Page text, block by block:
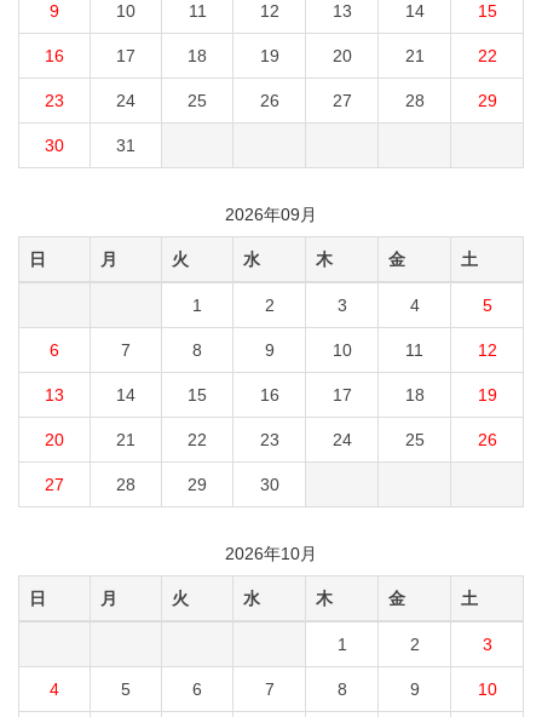
9 10 11 12 13 14 15
16 17 18 19 20 21 22
23 24 25 26 27 28 29
30 31
2026年09月
日 月 火 水 木 金 土
1 2 3 4 5
6 7 8 9 10 11 12
13 14 15 16 17 18 19
20 21 22 23 24 25 26
27 28 29 30
2026年10月
日 月 火 水 木 金 土
1 2 3
4 5 6 7 8 9 10